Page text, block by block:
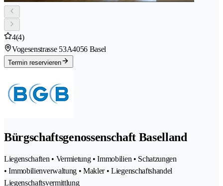
4(4)
Vogesenstrasse 53A4056 Basel
Termin reservieren
Bürgschaftsgenossenschaft Baselland
Liegenschaften • Vermietung • Immobilien • Schatzungen
• Immobilienverwaltung • Makler • Liegenschaftshandel
Liegenschaftsvermittlung